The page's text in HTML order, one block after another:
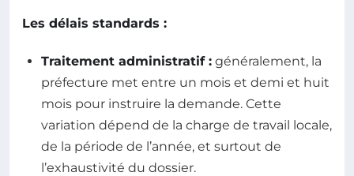
Les délais standards :
Traitement administratif : généralement, la
préfecture met entre un mois et demi et huit
mois pour instruire la demande. Cette
variation dépend de la charge de travail locale,
de la période de l’année, et surtout de
l’exhaustivité du dossier.